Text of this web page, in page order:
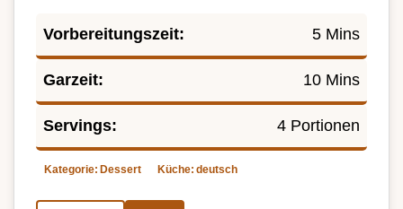
Vorbereitungszeit: 5 Mins
Garzeit: 10 Mins
Servings: 4 Portionen
Kategorie: Dessert Küche: deutsch